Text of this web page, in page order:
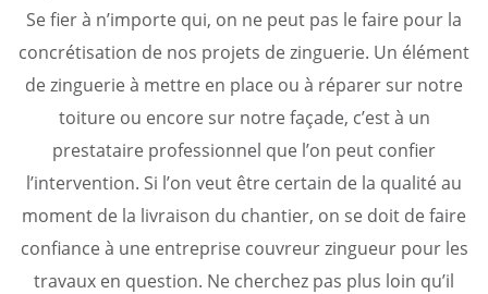
Se fier à n’importe qui, on ne peut pas le faire pour la
concrétisation de nos projets de zinguerie. Un élément
de zinguerie à mettre en place ou à réparer sur notre
toiture ou encore sur notre façade, c’est à un
prestataire professionnel que l’on peut confier
l’intervention. Si l’on veut être certain de la qualité au
moment de la livraison du chantier, on se doit de faire
confiance à une entreprise couvreur zingueur pour les
travaux en question. Ne cherchez pas plus loin qu’il